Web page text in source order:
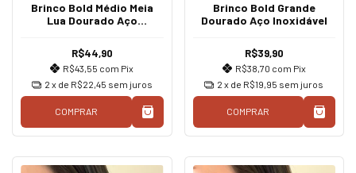
Brinco Bold Médio Meia
Lua Dourado Aço
R$44,90
R$43,55 com Pix
2 x de R$22,45 sem juros
COMPRAR
Brinco Bold Grande
Dourado Aço Inoxidável
R$39,90
R$38,70 com Pix
2 x de R$19,95 sem juros
COMPRAR